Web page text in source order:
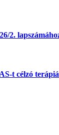
2.
t célzó